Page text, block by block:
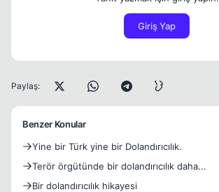
Giriş Yap
Paylaş:
Benzer Konular
Yine bir Türk yine bir Dolandırıcılık.
Terör örgütünde bir dolandırıcılık daha...
Bir dolandırıcılık hikayesi